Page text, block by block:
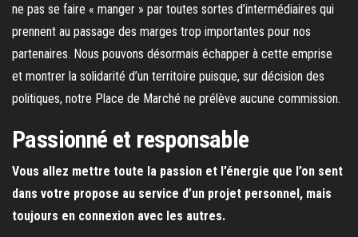
ne pas se faire « manger » par toutes sortes d’intermédiaires qui
prennent au passage des marges trop importantes pour nos
partenaires. Nous pouvons désormais échapper à cette emprise
et montrer la solidarité d’un territoire puisque, sur décision des
politiques, notre Place de Marché ne prélève aucune commission.
Passionné et responsable
Vous allez mettre toute la passion et l’énergie que l’on sent
dans votre propose au service d’un projet personnel, mais
toujours en connexion avec les autres.